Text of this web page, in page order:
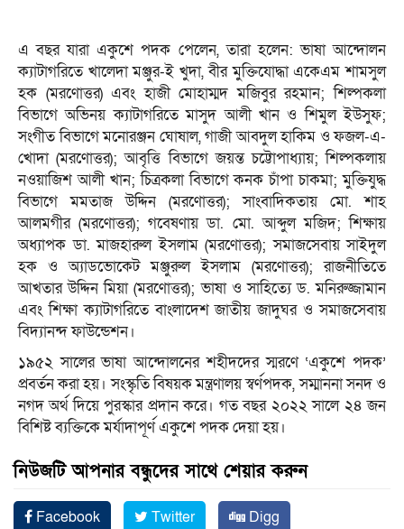
এ বছর যারা একুশে পদক পেলেন, তারা হলেন: ভাষা আন্দোলন
ক্যাটাগরিতে খালেদা মঞ্জুর-ই খুদা, বীর মুক্তিযোদ্ধা একেএম শামসুল
হক (মরণোত্তর) এবং হাজী মোহাম্মদ মজিবুর রহমান; শিল্পকলা
বিভাগে অভিনয় ক্যাটাগরিতে মাসুদ আলী খান ও শিমুল ইউসুফ;
সংগীত বিভাগে মনোরঞ্জন ঘোষাল, গাজী আবদুল হাকিম ও ফজল-এ-
খোদা (মরণোত্তর); আবৃত্তি বিভাগে জয়ন্ত চট্টোপাধ্যায়; শিল্পকলায়
নওয়াজিশ আলী খান; চিত্রকলা বিভাগে কনক চাঁপা চাকমা; মুক্তিযুদ্ধ
বিভাগে মমতাজ উদ্দিন (মরণোত্তর); সাংবাদিকতায় মো. শাহ
আলমগীর (মরণোত্তর); গবেষণায় ডা. মো. আব্দুল মজিদ; শিক্ষায়
অধ্যাপক ডা. মাজহারুল ইসলাম (মরণোত্তর); সমাজসেবায় সাইদুল
হক ও অ্যাডভোকেট মঞ্জুরুল ইসলাম (মরণোত্তর); রাজনীতিতে
আখতার উদ্দিন মিয়া (মরণোত্তর); ভাষা ও সাহিত্যে ড. মনিরুজ্জামান
এবং শিক্ষা ক্যাটাগরিতে বাংলাদেশ জাতীয় জাদুঘর ও সমাজসেবায়
বিদ্যানন্দ ফাউন্ডেশন।
১৯৫২ সালের ভাষা আন্দোলনের শহীদদের স্মরণে ‘একুশে পদক’
প্রবর্তন করা হয়। সংস্কৃতি বিষয়ক মন্ত্রণালয় স্বর্ণপদক, সম্মাননা সনদ ও
নগদ অর্থ দিয়ে পুরস্কার প্রদান করে। গত বছর ২০২২ সালে ২৪ জন
বিশিষ্ট ব্যক্তিকে মর্যাদাপূর্ণ একুশে পদক দেয়া হয়।
নিউজটি আপনার বন্ধুদের সাথে শেয়ার করুন
Facebook Twitter
Digg